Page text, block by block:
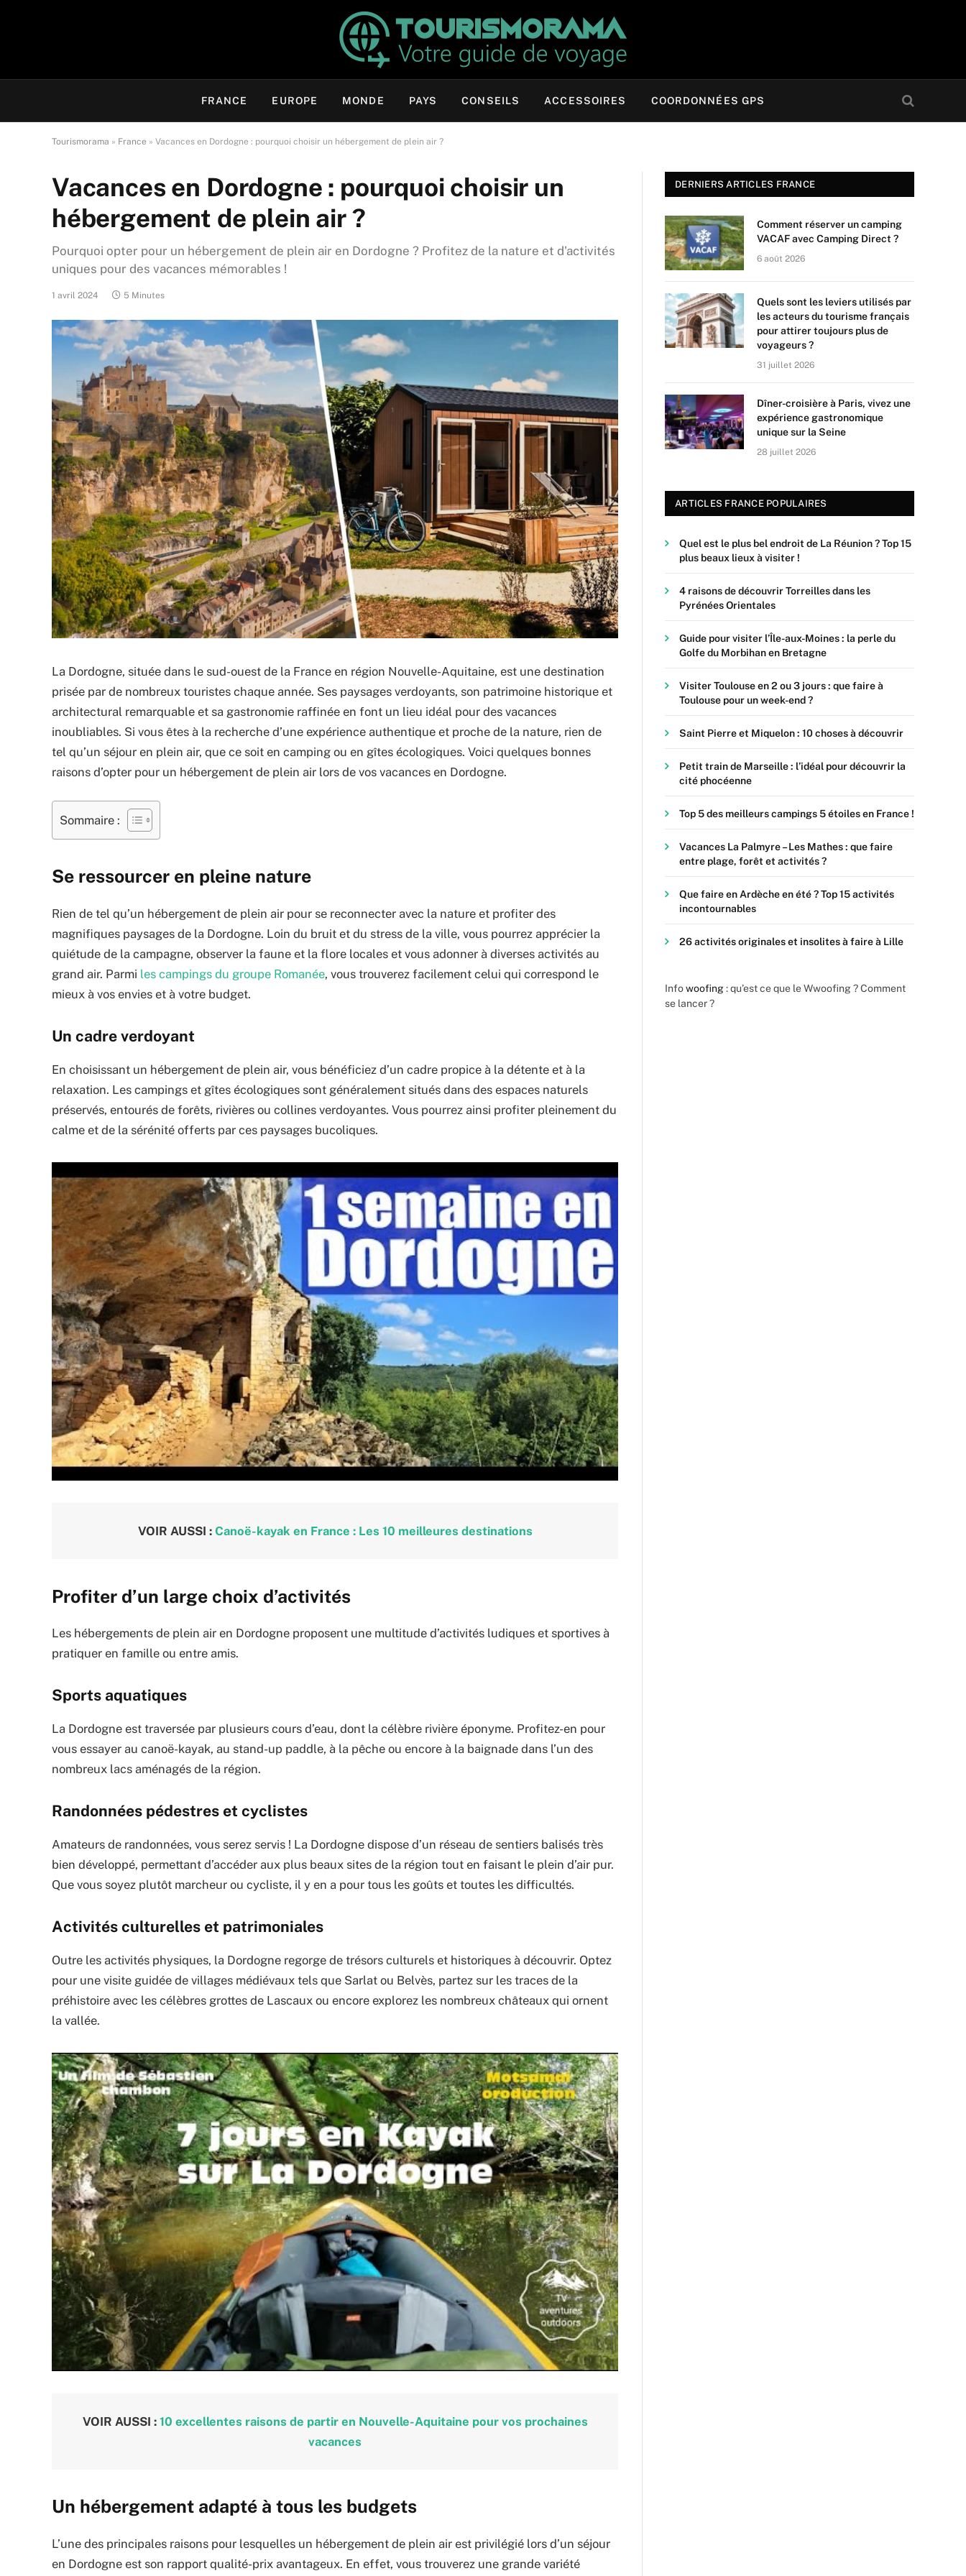
FRANCE EUROPE MONDE PAYS CONSEILS ACCESSOIRES COORDONNÉES GPS
Tourismorama » France » Vacances en Dordogne : pourquoi choisir un hébergement de plein air ?
Vacances en Dordogne : pourquoi choisir un
hébergement de plein air ?
Pourquoi opter pour un hébergement de plein air en Dordogne ? Profitez de la nature et d'activités
uniques pour des vacances mémorables !
1 avril 2024 5 Minutes
La Dordogne, située dans le sud-ouest de la France en région Nouvelle-Aquitaine, est une destination
prisée par de nombreux touristes chaque année. Ses paysages verdoyants, son patrimoine historique et
architectural remarquable et sa gastronomie raffinée en font un lieu idéal pour des vacances
inoubliables. Si vous êtes à la recherche d’une expérience authentique et proche de la nature, rien de
tel qu’un séjour en plein air, que ce soit en camping ou en gîtes écologiques. Voici quelques bonnes
raisons d’opter pour un hébergement de plein air lors de vos vacances en Dordogne.
Sommaire :
Se ressourcer en pleine nature
Rien de tel qu’un hébergement de plein air pour se reconnecter avec la nature et profiter des
magnifiques paysages de la Dordogne. Loin du bruit et du stress de la ville, vous pourrez apprécier la
quiétude de la campagne, observer la faune et la flore locales et vous adonner à diverses activités au
grand air. Parmi les campings du groupe Romanée, vous trouverez facilement celui qui correspond le
mieux à vos envies et à votre budget.
Un cadre verdoyant
En choisissant un hébergement de plein air, vous bénéficiez d’un cadre propice à la détente et à la
relaxation. Les campings et gîtes écologiques sont généralement situés dans des espaces naturels
préservés, entourés de forêts, rivières ou collines verdoyantes. Vous pourrez ainsi profiter pleinement du
calme et de la sérénité offerts par ces paysages bucoliques.
VOIR AUSSI : Canoë-kayak en France : Les 10 meilleures destinations
Profiter d’un large choix d’activités
Les hébergements de plein air en Dordogne proposent une multitude d’activités ludiques et sportives à
pratiquer en famille ou entre amis.
Sports aquatiques
La Dordogne est traversée par plusieurs cours d’eau, dont la célèbre rivière éponyme. Profitez-en pour
vous essayer au canoë-kayak, au stand-up paddle, à la pêche ou encore à la baignade dans l’un des
nombreux lacs aménagés de la région.
Randonnées pédestres et cyclistes
Amateurs de randonnées, vous serez servis ! La Dordogne dispose d’un réseau de sentiers balisés très
bien développé, permettant d’accéder aux plus beaux sites de la région tout en faisant le plein d’air pur.
Que vous soyez plutôt marcheur ou cycliste, il y en a pour tous les goûts et toutes les difficultés.
Activités culturelles et patrimoniales
Outre les activités physiques, la Dordogne regorge de trésors culturels et historiques à découvrir. Optez
pour une visite guidée de villages médiévaux tels que Sarlat ou Belvès, partez sur les traces de la
préhistoire avec les célèbres grottes de Lascaux ou encore explorez les nombreux châteaux qui ornent
la vallée.
VOIR AUSSI : 10 excellentes raisons de partir en Nouvelle-Aquitaine pour vos prochaines
vacances
Un hébergement adapté à tous les budgets
L’une des principales raisons pour lesquelles un hébergement de plein air est privilégié lors d’un séjour
en Dordogne est son rapport qualité-prix avantageux. En effet, vous trouverez une grande variété
DERNIERS ARTICLES FRANCE
Comment réserver un camping
VACAF avec Camping Direct ?
6 août 2026
Quels sont les leviers utilisés par
les acteurs du tourisme français
pour attirer toujours plus de
voyageurs ?
31 juillet 2026
Dîner-croisière à Paris, vivez une
expérience gastronomique
unique sur la Seine
28 juillet 2026
ARTICLES FRANCE POPULAIRES
Quel est le plus bel endroit de La Réunion ? Top 15
plus beaux lieux à visiter !
4 raisons de découvrir Torreilles dans les
Pyrénées Orientales
Guide pour visiter l’Île-aux-Moines : la perle du
Golfe du Morbihan en Bretagne
Visiter Toulouse en 2 ou 3 jours : que faire à
Toulouse pour un week-end ?
Saint Pierre et Miquelon : 10 choses à découvrir
Petit train de Marseille : l’idéal pour découvrir la
cité phocéenne
Top 5 des meilleurs campings 5 étoiles en France !
Vacances La Palmyre – Les Mathes : que faire
entre plage, forêt et activités ?
Que faire en Ardèche en été ? Top 15 activités
incontournables
26 activités originales et insolites à faire à Lille
Infowoofing: qu’est ce que le Wwoofing ? Comment
se lancer ?